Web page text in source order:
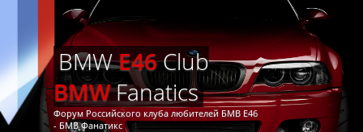
BMWE46Club
BMWFanatics
Форум Российского клуба любителей БМВ Е46
- БМВ Фанатикс